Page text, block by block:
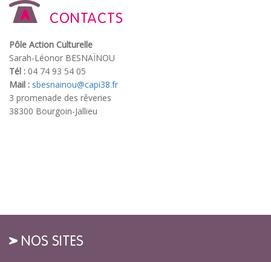
CONTACTS
Pôle Action Culturelle
Sarah-Léonor BESNAÏNOU
Tél : 04 74 93 54 05
Mail : sbesnainou@capi38.fr
3 promenade des rêveries
38300 Bourgoin-Jallieu
NOS SITES